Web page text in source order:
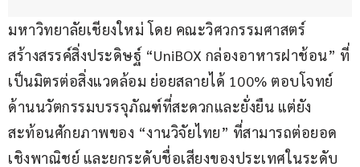
มหาวิทยาลัยเชียงใหม่ โดย คณะวิศวกรรมศาสตร์
สร้างสรรค์สิ่งประดิษฐ์ “UniBOX กล่องอาหารฝาช้อน” ที่
เป็นมิตรต่อสิ่งแวดล้อม ย่อยสลายได้ 100% ตอบโจทย์
ด้านนวัตกรรมบรรจุภัณฑ์ที่สะดวกและยั่งยืน แต่ยัง
สะท้อนศักยภาพของ “งานวิจัยไทย” ที่สามารถต่อยอด
เชิงพาณิชย์ และยกระดับชื่อเสียงของประเทศในระดับ